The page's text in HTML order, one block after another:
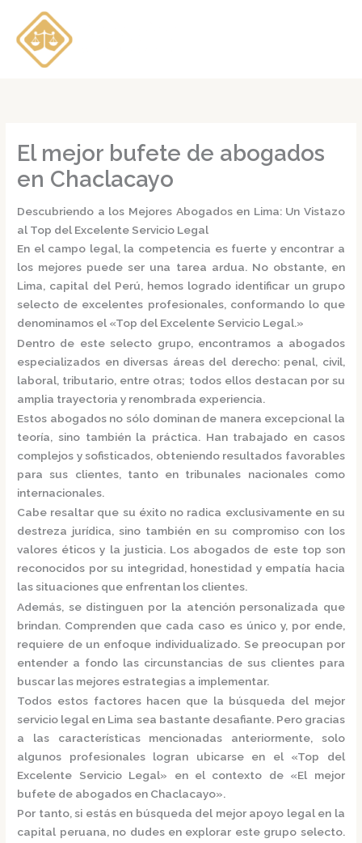
contenido
El mejor bufete de abogados
en Chaclacayo
Descubriendo a los Mejores Abogados en Lima: Un Vistazo
al Top del Excelente Servicio Legal
En el campo legal, la competencia es fuerte y encontrar a
los mejores puede ser una tarea ardua. No obstante, en
Lima, capital del Perú, hemos logrado identificar un grupo
selecto de excelentes profesionales, conformando lo que
denominamos el «Top del Excelente Servicio Legal.»
Dentro de este selecto grupo, encontramos a abogados
especializados en diversas áreas del derecho: penal, civil,
laboral, tributario, entre otras; todos ellos destacan por su
amplia trayectoria y renombrada experiencia.
Estos abogados no sólo dominan de manera excepcional la
teoría, sino también la práctica. Han trabajado en casos
complejos y sofisticados, obteniendo resultados favorables
para sus clientes, tanto en tribunales nacionales como
internacionales.
Cabe resaltar que su éxito no radica exclusivamente en su
destreza jurídica, sino también en su compromiso con los
valores éticos y la justicia. Los abogados de este top son
reconocidos por su integridad, honestidad y empatía hacia
las situaciones que enfrentan los clientes.
Además, se distinguen por la atención personalizada que
brindan. Comprenden que cada caso es único y, por ende,
requiere de un enfoque individualizado. Se preocupan por
entender a fondo las circunstancias de sus clientes para
buscar las mejores estrategias a implementar.
Todos estos factores hacen que la búsqueda del mejor
servicio legal en Lima sea bastante desafiante. Pero gracias
a las características mencionadas anteriormente, solo
algunos profesionales logran ubicarse en el «Top del
Excelente Servicio Legal» en el contexto de «El mejor
bufete de abogados en Chaclacayo».
Por tanto, si estás en búsqueda del mejor apoyo legal en la
capital peruana, no dudes en explorar este grupo selecto.